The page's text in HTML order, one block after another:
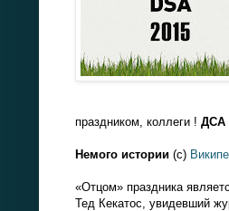
праздником, коллеги ! ДСА
Немого истории (с)
«Отцом» праздника
Тед Кекатос, увидевший